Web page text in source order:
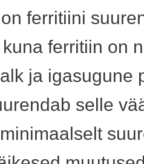
ferritiini
ferritiin on
ja igasugune
selle